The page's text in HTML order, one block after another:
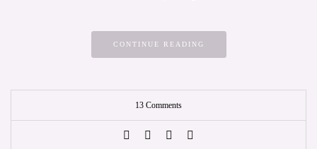
CONTINUE READING
13 Comments